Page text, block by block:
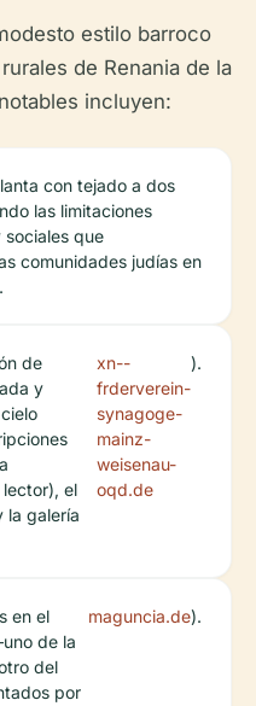
estilo barroco
de Renania de la
incluyen:
con tejado a dos
las limitaciones
sociales que
comunidades judías en
de
y
el
la galería
xn--
frderverein-
synagoge-
mainz-
weisenau-
oqd.de
).
en el
de la
del
por
maguncia.de).